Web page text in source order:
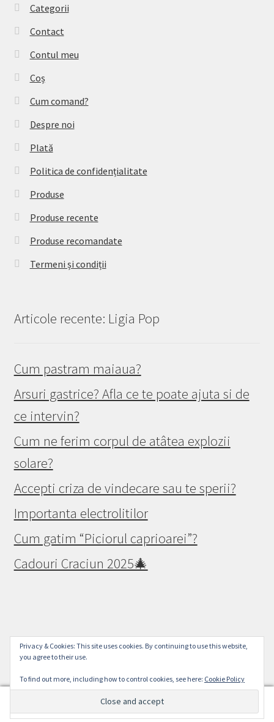
Categorii
Contact
Contul meu
Coș
Cum comand?
Despre noi
Plată
Politica de confidențialitate
Produse
Produse recente
Produse recomandate
Termeni și condiții
Articole recente: Ligia Pop
Cum pastram maiaua?
Arsuri gastrice? Afla ce te poate ajuta si de
ce intervin?
Cum ne ferim corpul de atâtea explozii
solare?
Accepti criza de vindecare sau te sperii?
Importanta electrolitilor
Cum gatim “Piciorul caprioarei”?
Cadouri Craciun 2025🎄
© Raw Vegan Mall 2026
Politica de confidențialitate
Search
Search
Privacy & Cookies: This site uses cookies. By continuing to use this website,
you agree to their use.
To find out more, including how to control cookies, see here: Cookie Policy